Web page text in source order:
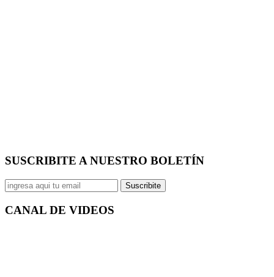
SUSCRIBITE A NUESTRO BOLETÍN
Suscribite
CANAL DE VIDEOS